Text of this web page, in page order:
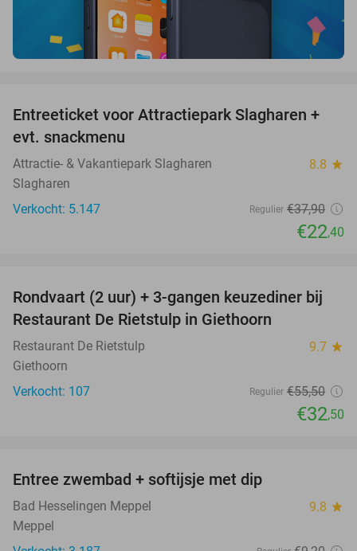
41%
Entreeticket voor Attractiepark Slagharen +
evt. snackmenu
Attractie- & Vakantiepark Slagharen 8.8 star
Slagharen
Verkocht: 5.147
Regulier €37,90
€22,40
41%
Rondvaart (2 uur) + 3-gangen keuzediner bij
Restaurant De Rietstulp in Giethoorn
Restaurant De Rietstulp 9.7 star
Giethoorn
Verkocht: 107
Regulier €55,50
€32,50
Entree zwembad + softijsje met dip
Bad Hesselingen Meppel 9.8 star
Meppel